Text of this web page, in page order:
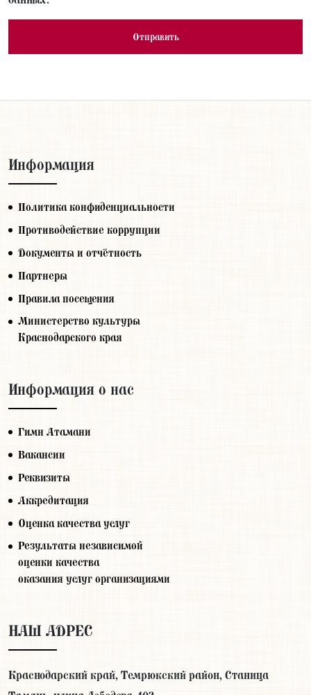
Информация
Политика конфиденциальности
Противодействие коррупции
Документы и отчётность
Партнеры
Правила посещения
Министерство культуры
Краснодарского края
Информация о нас
Гимн Атамани
Вакансии
Реквизиты
Аккредитация
Оценка качества услуг
Результаты независимой
оценки качества
оказания услуг организациями
НАШ АДРЕС
Краснодарский край, Темрюкский район, Станица